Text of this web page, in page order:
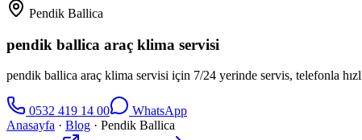
Pendik Ballica
pendik ballica araç klima servisi
pendik ballica araç klima servisi için 7/24 yerinde servis, telefonla
0532 419 14 00
WhatsApp
Anasayfa · Blog · Pendik Ballica